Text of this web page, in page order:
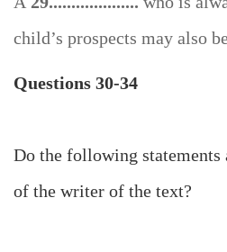
child’s prospects may also
Questions 30-34
Do the following statements
of the writer of the text?